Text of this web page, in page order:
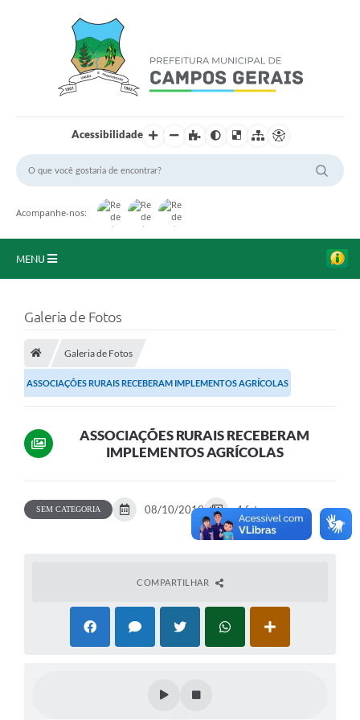
Acessibilidade
Acompanhe-nos:
MENU
O Município
A Prefeitura
Portal da Transparência
Mais
Galeria de Fotos
Galeria de Fotos
ASSOCIAÇÕES RURAIS RECEBERAM IMPLEMENTOS AGRÍCOLAS
ASSOCIAÇÕES RURAIS RECEBERAM
IMPLEMENTOS AGRÍCOLAS
SEM CATEGORIA 08/10/2019 4 fotos
COMPARTILHAR